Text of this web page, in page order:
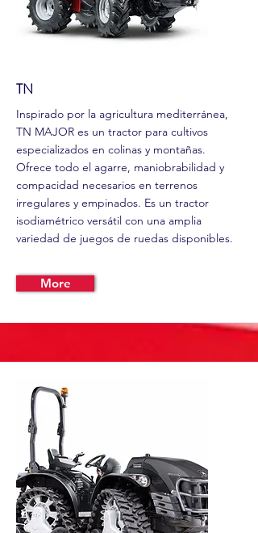
TN
Inspirado por la agricultura mediterránea,
TN MAJOR es un tractor para cultivos
especializados en colinas y montañas.
Ofrece todo el agarre, maniobrabilidad y
compacidad necesarios en terrenos
irregulares y empinados. Es un tractor
isodiamétrico versátil con una amplia
variedad de juegos de ruedas disponibles.
More